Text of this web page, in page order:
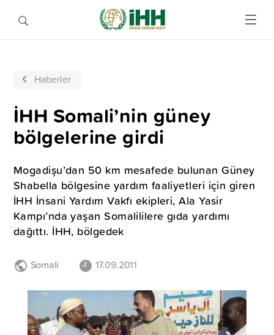
Haberler
İHH Somali’nin güney
bölgelerine girdi
Mogadişu’dan 50 km mesafede bulunan Güney
Shabella bölgesine yardım faaliyetleri için giren
İHH İnsani Yardım Vakfı ekipleri, Ala Yasir
Kampı’nda yaşan Somalililere gıda yardımı
dağıttı. İHH, bölgedek
Somali 17.09.2011